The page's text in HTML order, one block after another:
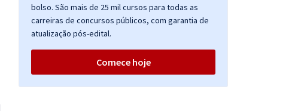
bolso. São mais de 25 mil cursos para todas as
carreiras de concursos públicos, com garantia de
atualização pós-edital.
Comece hoje